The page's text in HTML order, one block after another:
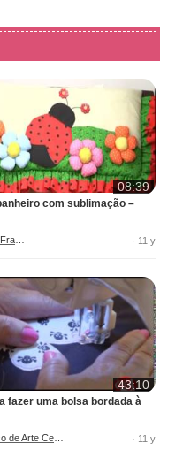
08:39
com sublimação –
· 11 y
43:10
fazer uma bolsa bordada à
· 11 y